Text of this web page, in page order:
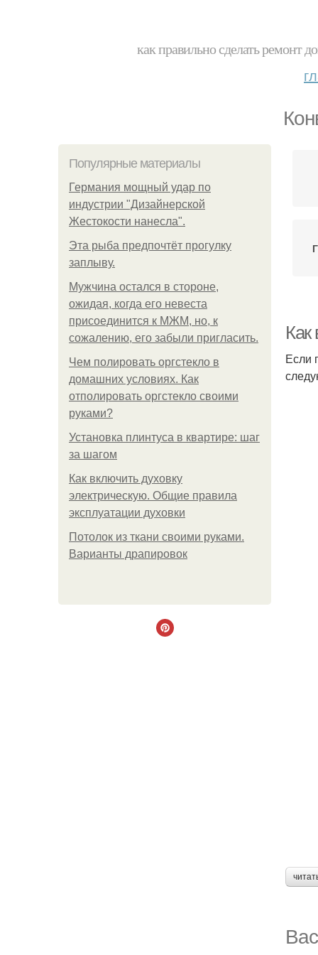
как правильно сделать ремонт
Популярные материалы
Германия мощный удар по
индустрии "Дизайнерской
Жестокости нанесла".
Эта рыба предпочтёт прогулку
заплыву.
Мужчина остался в стороне,
ожидая, когда его невеста
присоединится к МЖМ, но, к
сожалению, его забыли пригласить.
Чем полировать оргстекло в
домашних условиях. Как
отполировать оргстекло своими
руками?
Установка плинтуса в квартире: шаг
за шагом
Как включить духовку
электрическую. Общие правила
эксплуатации духовки
Потолок из ткани своими руками.
Варианты драпировок
Как
Если